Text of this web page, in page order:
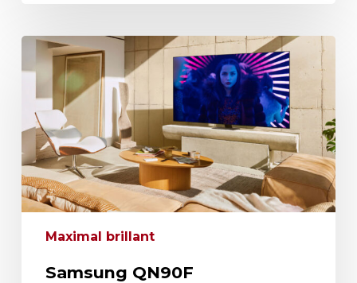
Maximal brillant
Samsung QN90F